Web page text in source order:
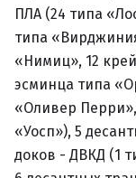
ПЛА (24 типа
типа
«Нимиц», 12
эсминца типа
«Оливер
«Уосп»), 5
доков - ДВКД (1